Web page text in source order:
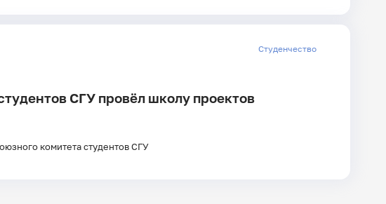
Студенчество
СГУ провёл школу проектов
комитета студентов СГУ